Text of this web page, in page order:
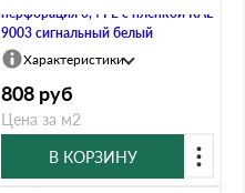
перфорация 0,4 PE с пленкой RAL
9003 сигнальный белый
Характеристики
808 руб
Цена за м2
В КОРЗИНУ